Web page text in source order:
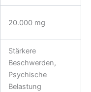
20.000 mg
Stärkere
Beschwerden,
Psychische
Belastung